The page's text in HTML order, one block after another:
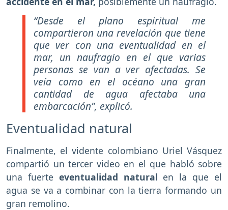
“Desde el plano espiritual me
compartieron una revelación que tiene
que ver con una eventualidad en el
mar, un naufragio en el que varias
personas se van a ver afectadas. Se
veía como en el océano una gran
cantidad de agua afectaba una
embarcación”, explicó.
Eventualidad natural
Finalmente, el vidente colombiano Uriel Vásquez
compartió un tercer video en el que habló sobre
una fuerte eventualidad natural en la que el
agua se va a combinar con la tierra formando un
gran remolino.